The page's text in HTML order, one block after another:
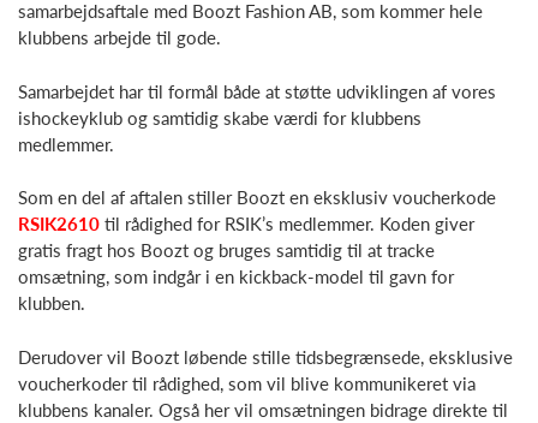
samarbejdsaftale med Boozt Fashion AB, som kommer hele
klubbens arbejde til gode.
Samarbejdet har til formål både at støtte udviklingen af vores
ishockeyklub og samtidig skabe værdi for klubbens
medlemmer.
Som en del af aftalen stiller Boozt en eksklusiv voucherkode
RSIK2610 til rådighed for RSIK’s medlemmer. Koden giver
gratis fragt hos Boozt og bruges samtidig til at tracke
omsætning, som indgår i en kickback-model til gavn for
klubben.
Derudover vil Boozt løbende stille tidsbegrænsede, eksklusive
voucherkoder til rådighed, som vil blive kommunikeret via
klubbens kanaler. Også her vil omsætningen bidrage direkte til